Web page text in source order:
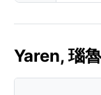
Yaren, 瑙